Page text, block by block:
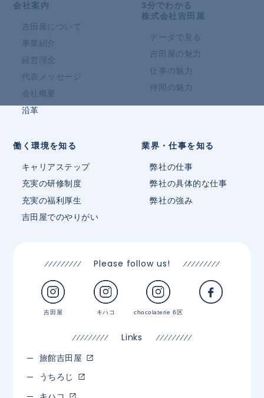
会社案内
吉田屋について
事業紹介
経営理念
代表メッセージ
会社概要
沿革
3分でわかる
株式会社吉田屋
データで見る
吉田屋の魅力
仕事の魅力
仲間の魅力
働く環境を知る
キャリアステップ
充実の研修制度
充実の福利厚生
吉田屋でのやりがい
業界・仕事を知る
弊社の仕事
弊社の具体的な仕事
弊社の強み
Links
旅館吉田屋
うちろじ
Please follow us!
吉田屋 キハコ chocolaterie 6区